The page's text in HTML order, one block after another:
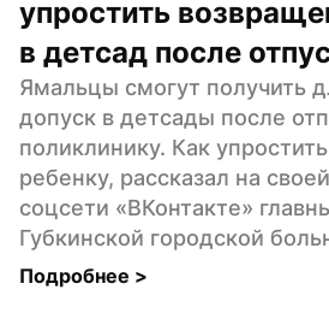
упростить
в детсад после
Ямальцы смогут получить
допуск в детсады после
поликлинику. Как
ребенку, рассказал на
соцсети «ВКонтакте»
Губкинской городской
Подробнее >